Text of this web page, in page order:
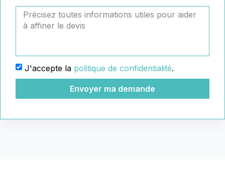
J'accepte la politique de confidentialité.
Envoyer ma demande